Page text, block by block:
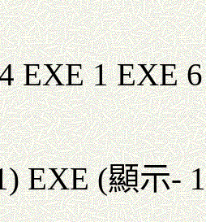
EXE 1 EXE
EXE (顯示-